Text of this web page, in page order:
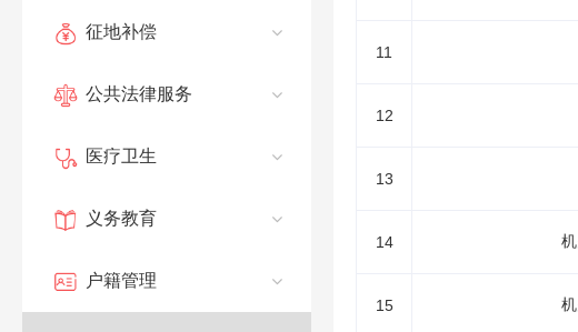
征地补偿
公共法律服务
医疗卫生
义务教育
户籍管理
11
12
13
14
15